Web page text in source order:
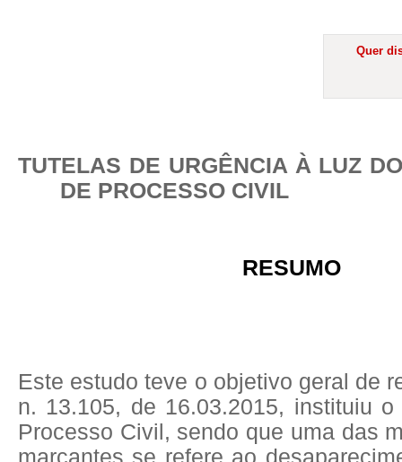
Quer
TUTELAS DE URGÊNCIA À LUZ
DE PROCESSO CIVIL
RESUMO
Este estudo teve o objetivo geral de
n. 13.105, de 16.03.2015, instituiu
Processo Civil, sendo que uma das